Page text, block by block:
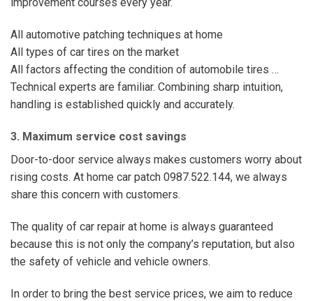
improvement courses every year.
All automotive patching techniques at home
All types of car tires on the market
All factors affecting the condition of automobile tires …
Technical experts are familiar. Combining sharp intuition,
handling is established quickly and accurately.
3. Maximum service cost savings
Door-to-door service always makes customers worry about
rising costs. At home car patch 0987.522.144, we always
share this concern with customers.
The quality of car repair at home is always guaranteed
because this is not only the company’s reputation, but also
the safety of vehicle and vehicle owners.
In order to bring the best service prices, we aim to reduce